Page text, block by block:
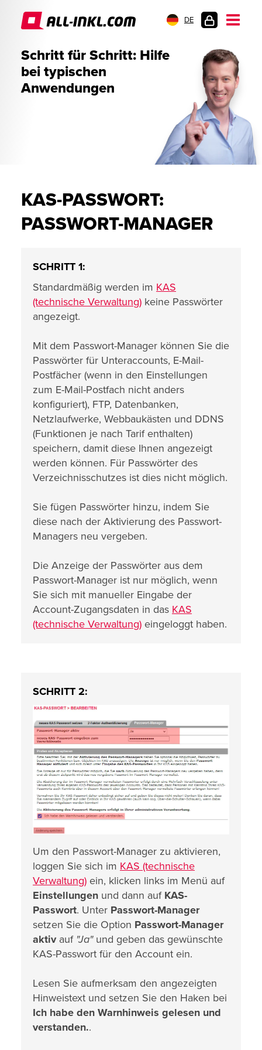
DE
Schritt für Schritt: Hilfe
bei typischen
Anwendungen
KAS-PASSWORT:
PASSWORT-MANAGER
SCHRITT 1:
Standardmäßig werden im KAS
(technische Verwaltung) keine Passwörter
angezeigt.
Mit dem Passwort-Manager können Sie die
Passwörter für Unteraccounts, E-Mail-
Postfächer (wenn in den Einstellungen
zum E-Mail-Postfach nicht anders
konfiguriert), FTP, Datenbanken,
Netzlaufwerke, Webbaukästen und DDNS
(Funktionen je nach Tarif enthalten)
speichern, damit diese Ihnen angezeigt
werden können. Für Passwörter des
Verzeichnisschutzes ist dies nicht möglich.
Sie fügen Passwörter hinzu, indem Sie
diese nach der Aktivierung des Passwort-
Managers neu vergeben.
Die Anzeige der Passwörter aus dem
Passwort-Manager ist nur möglich, wenn
Sie sich mit manueller Eingabe der
Account-Zugangsdaten in das KAS
(technische Verwaltung) eingeloggt haben.
SCHRITT 2:
Um den Passwort-Manager zu aktivieren,
loggen Sie sich im KAS (technische
Verwaltung) ein, klicken links im Menü auf
Einstellungen und dann auf KAS-
Passwort. Unter Passwort-Manager
setzen Sie die Option Passwort-Manager
aktivauf "Ja"und geben das gewünschte
KAS-Passwort für den Account ein.
Lesen Sie aufmerksam den angezeigten
Hinweistext und setzen Sie den Haken bei
Ich habe den Warnhinweis gelesen und
verstanden..